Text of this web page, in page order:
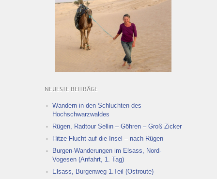
NEUESTE BEITRÄGE
Wandern in den Schluchten des
Hochschwarzwaldes
Rügen, Radtour Sellin – Göhren – Groß Zicker
Hitze-Flucht auf die Insel – nach Rügen
Burgen-Wanderungen im Elsass, Nord-
Vogesen (Anfahrt, 1. Tag)
Elsass, Burgenweg 1.Teil (Ostroute)